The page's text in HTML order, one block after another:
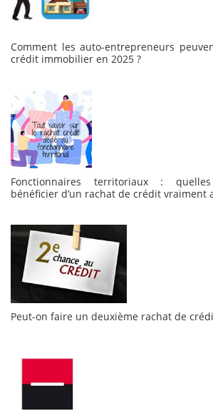
Comment les auto-entrepreneurs
crédit immobilier en 2025 ?
Fonctionnaires territoriaux :
bénéficier d’un rachat de crédit vraiment
Peut-on faire un deuxième rachat de